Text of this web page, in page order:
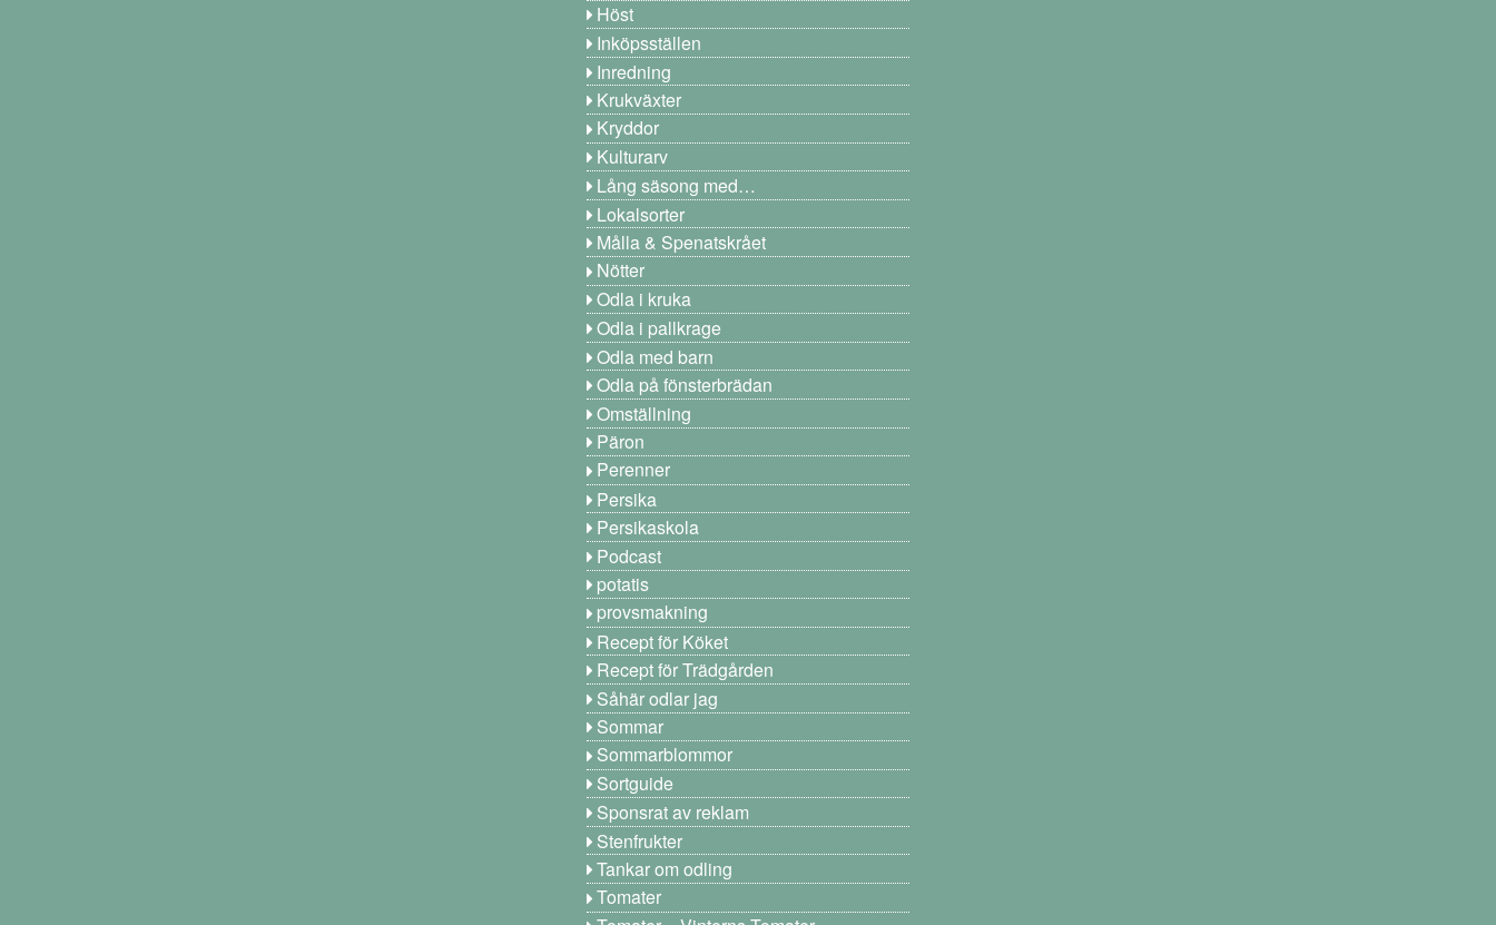
Höst
Inköpsställen
Inredning
Krukväxter
Kryddor
Kulturarv
Lång säsong med…
Lokalsorter
Målla & Spenatskrået
Nötter
Odla i kruka
Odla i pallkrage
Odla med barn
Odla på fönsterbrädan
Omställning
Päron
Perenner
Persika
Persikaskola
Podcast
potatis
provsmakning
Recept för Köket
Recept för Trädgården
Såhär odlar jag
Sommar
Sommarblommor
Sortguide
Sponsrat av reklam
Stenfrukter
Tankar om odling
Tomater